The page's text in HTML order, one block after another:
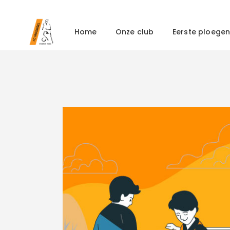
Home Onze club Eerste ploegen